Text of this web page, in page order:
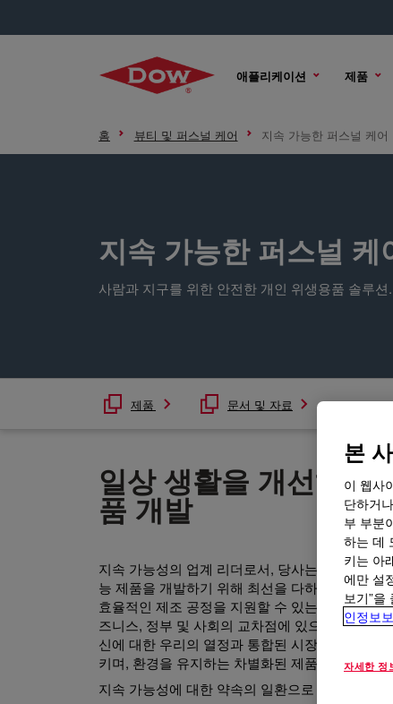
애플리케이션 제품
홈 뷰티 및 퍼스널 케어 지속 가능한 퍼스널 케어
지속 가능한 퍼스널 케
사람과 지구를 위한 안전한 개인 위생용품 솔루션.
제품 문서 및 자료
일상 생활을 개선하고
품 개발
지속 가능성의 업계 리더로서, 당사는 환경 발자
능 제품을 개발하기 위해 최선을 다하고 있습니
효율적인 제조 공정을 지원할 수 있는 고부가가
즈니스, 정부 및 사회의 교차점에 있으며, 우리는
신에 대한 우리의 열정과 통합된 시장 주도형 포
키며, 환경을 유지하는 차별화된 제품을 만들 수
지속 가능성에 대한 약속의 일환으로 다음을 수행
본
이 웹사
단하거
부 부분
하는 데
키는 아
에만 설
보기”을
인정보
자세한 정